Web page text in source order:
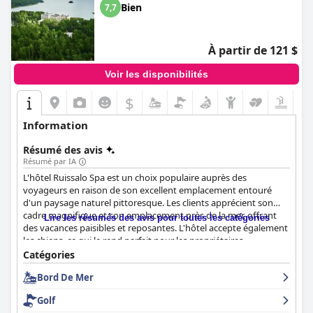
7,7 Bien
À partir de 121 $
Voir les disponibilités
$
Information
Résumé des avis
Résumé par IA
L'hôtel Ruissalo Spa est un choix populaire auprès des
voyageurs en raison de son excellent emplacement entouré
d'un paysage naturel pittoresque. Les clients apprécient son
cadre magnifique et son emplacement près de la mer, offrant
des vacances paisibles et reposantes. L'hôtel accepte également
les chiens, ce qui le rend parfait pour les propriétaires
d'animaux. Les visiteurs peuvent profiter de la randonnée et du
jogging dans les superbes environs, tandis que les enfants
peuvent se réjouir de la proximité de l'hôtel avec un grand port.
Bien que certains clients aient eu du mal à trouver
l'emplacement de l'hôtel, dans l'ensemble, ils conviennent que
Lire les résumés des avis pour toutes les catégories
Catégories
Bord De Mer
Golf